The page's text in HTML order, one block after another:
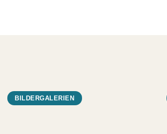
BILDERGALERIEN